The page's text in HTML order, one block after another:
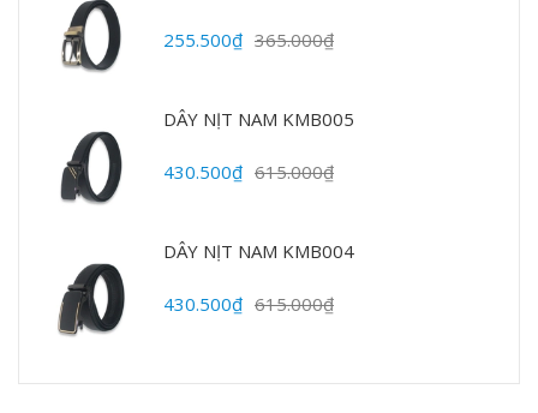
255.500₫ 365.000₫
DÂY NỊT NAM KMB005
430.500₫ 615.000₫
DÂY NỊT NAM KMB004
430.500₫ 615.000₫